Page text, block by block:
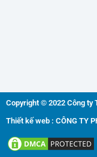
Copyright © 2022 Công ty
Thiết kế web : CÔNG TY